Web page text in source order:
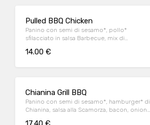
Pulled BBQ Chicken
Panino con semi di sesamo*, pollo*
sfilacciato in salsa Barbecue, mix di
insalata iceberg
14.00 €
Chianina Grill BBQ
Panino con semi di sesamo*, hamburger* di
Chianina, salsa alla Scamorza, bacon, onion